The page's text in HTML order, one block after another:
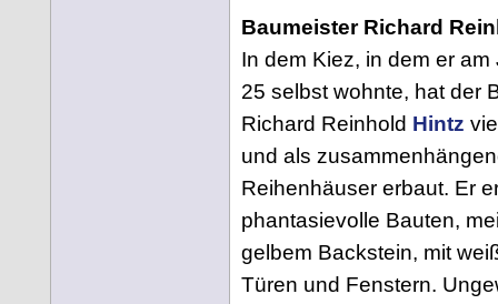
Baumeister Richard
In dem Kiez, in dem er
25 selbst wohnte, hat der
Richard Reinhold Hintz
und als
Reihenhäuser erbaut. Er
phantasievolle Bauten,
gelbem Backstein, mit
Türen und Fenstern.